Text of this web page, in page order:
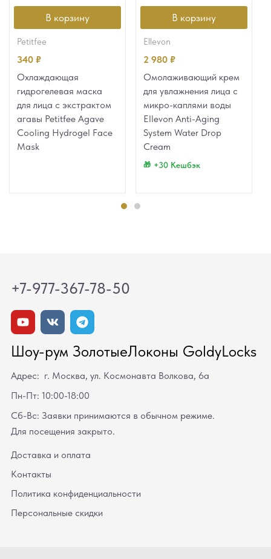
В корзину
petitfee
340 ₽
Охлаждающая
гидрогелевая маска
для лица с экстрактом
агавы Petitfee Agave
Cooling Hydrogel Face
Mask
В корзину
ellevon
2 980 ₽
Омолаживающий крем
для увлажнения лица с
микро-каплями воды
Ellevon Anti-Aging
System Water Drop
Cream
+30 Кешбэк
+7-977-367-78-50
Шоу-рум ЗолотыеЛоконы GoldyLocks
Адрес: г. Москва, ул. Космонавта Волкова, 6а
Пн-Пт: 10:00-18:00
Сб-Вс: Заявки принимаются в обычном режиме.
Для посещения закрыто.
Доставка и оплата
Контакты
Политика конфиденциальности
Персональные скидки